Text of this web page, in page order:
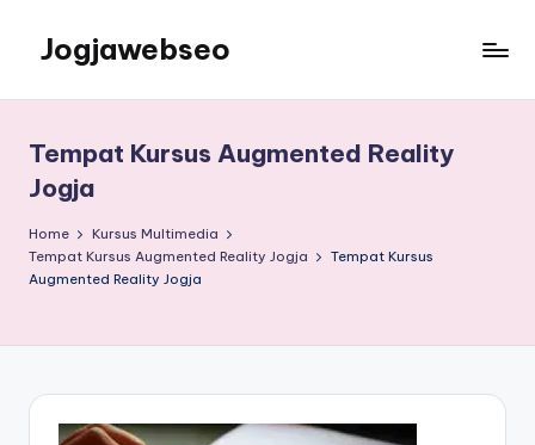
Jogjawebseo
Tempat Kursus Augmented Reality
Jogja
Home
Kursus Multimedia
Tempat Kursus Augmented Reality Jogja
Tempat Kursus
Augmented Reality Jogja